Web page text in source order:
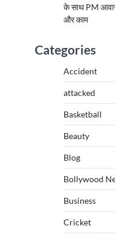
के साथ PM
और काम
Categories
Accident
attacked
Basketball
Beauty
Blog
Bollywood
Business
Cricket